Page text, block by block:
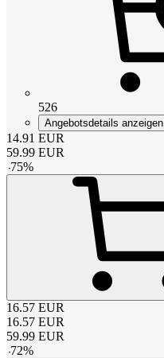
526
Angebotsdetails anzeigen
14.91 EUR
59.99 EUR
-75%
16.57 EUR
16.57 EUR
59.99 EUR
-72%